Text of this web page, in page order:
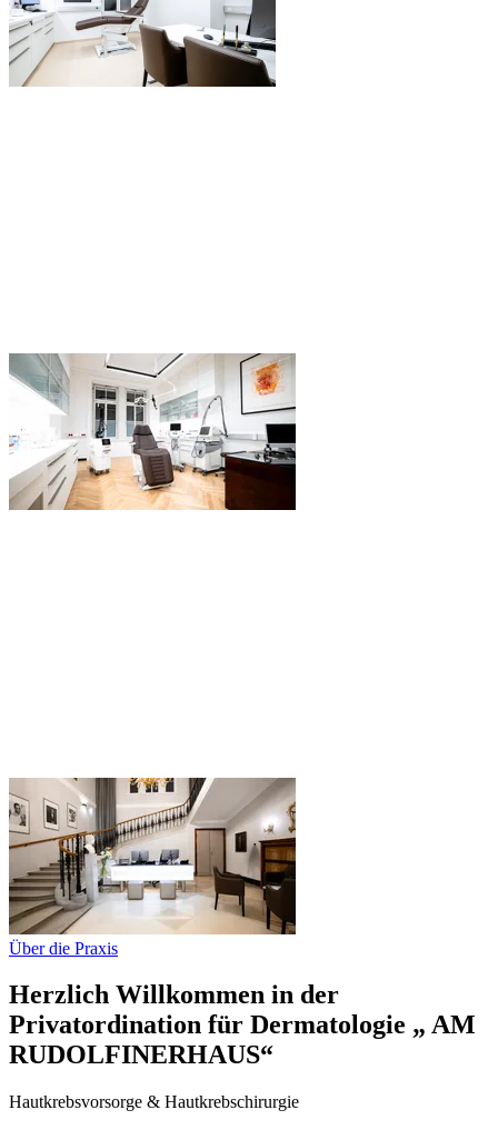
Über die Praxis
Herzlich Willkommen in der
Privatordination für Dermatologie „ AM
RUDOLFINERHAUS“
Hautkrebsvorsorge & Hautkrebschirurgie